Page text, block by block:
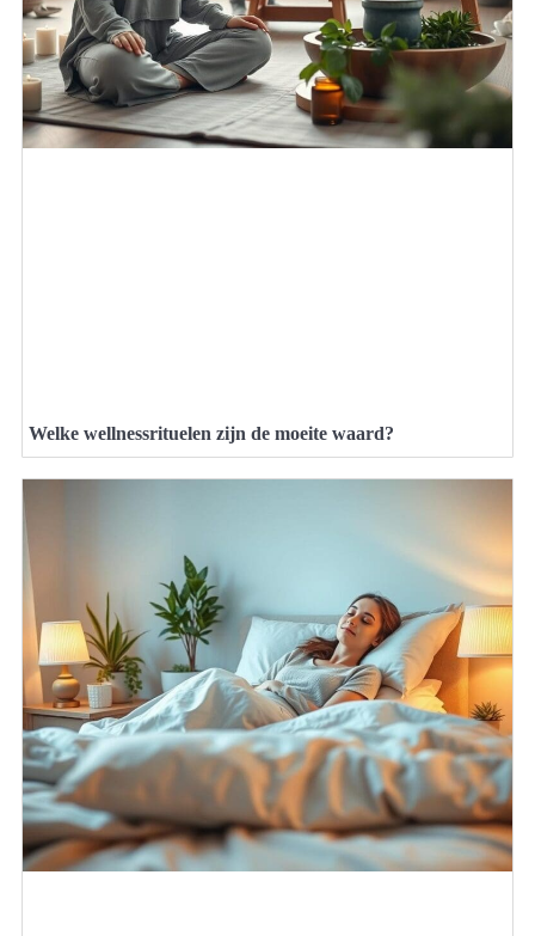
Welke wellnessrituelen zijn de moeite waard?